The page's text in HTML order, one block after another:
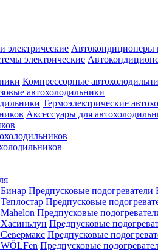
Автокондиционеры
Компрессорные
автохолодильники
Термоэлектрические
Аксессуары для
Предпусковые подогреватели
Предпусковые
Предпусковые
Предпусковые
Предпусковые
Предпусковые